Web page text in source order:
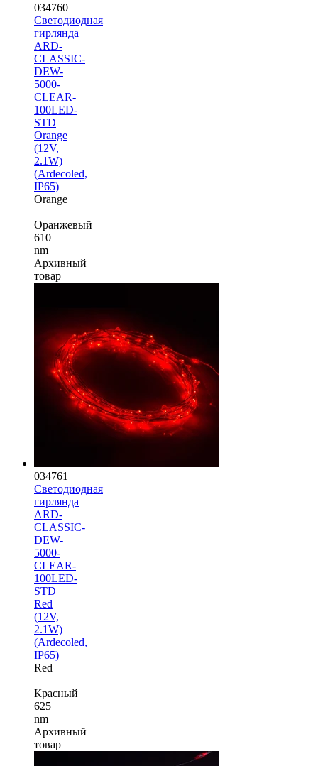
034760
Светодиодная
гирлянда
ARD-
CLASSIC-
DEW-
5000-
CLEAR-
100LED-
STD
Orange
(12V,
2.1W)
(Ardecoled,
IP65)
Orange
|
Оранжевый
610
nm
Архивный
товар
034761
Светодиодная
гирлянда
ARD-
CLASSIC-
DEW-
5000-
CLEAR-
100LED-
STD
Red
(12V,
2.1W)
(Ardecoled,
IP65)
Red
|
Красный
625
nm
Архивный
товар